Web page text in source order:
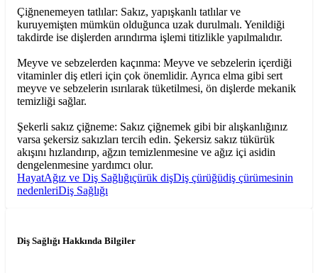
Çiğnenemeyen tatlılar: Sakız, yapışkanlı tatlılar ve
kuruyemişten mümkün olduğunca uzak durulmalı. Yenildiği
takdirde ise dişlerden arındırma işlemi titizlikle yapılmalıdır.
Meyve ve sebzelerden kaçınma: Meyve ve sebzelerin içerdiği
vitaminler diş etleri için çok önemlidir. Ayrıca elma gibi sert
meyve ve sebzelerin ısırılarak tüketilmesi, ön dişlerde mekanik
temizliği sağlar.
Şekerli sakız çiğneme: Sakız çiğnemek gibi bir alışkanlığınız
varsa şekersiz sakızları tercih edin. Şekersiz sakız tükürük
akışını hızlandırıp, ağzın temizlenmesine ve ağız içi asidin
dengelenmesine yardımcı olur.
HayatAğız ve Diş Sağlığıçürük dişDiş çürüğüdiş çürümesinin
nedenleriDiş Sağlığı
Diş Sağlığı Hakkında Bilgiler